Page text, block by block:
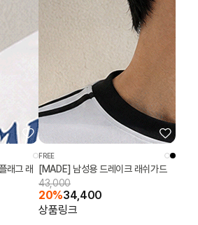
래그 래
FREE
[MADE] 남성용 드레이크 래쉬가드
43,000
20%34,400
상품링크